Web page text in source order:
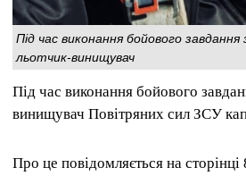
Під час виконання бойового завдання
льотчик-винищувач
Під час виконання бойового
винищувач Повітряних сил ЗСУ
Про це повідомляється на